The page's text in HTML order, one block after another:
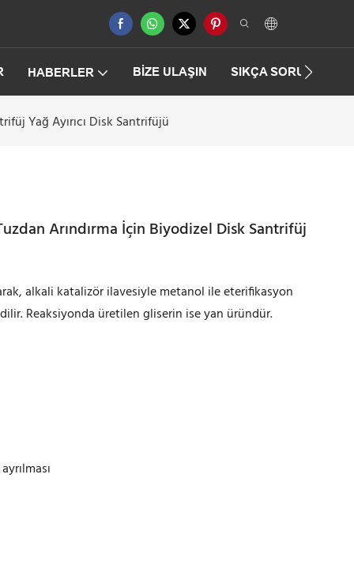
HABERLER BIZE ULAŞIN SIKÇA SORULAN
Yağ Ayırıcı Disk Santrifüjü
Arındırma İçin Biyodizel Disk Santrifüj
alkali katalizör ilavesiyle metanol ile eterifikasyon
Reaksiyonda üretilen gliserin ise yan üründür.